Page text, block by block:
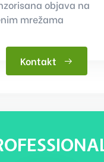
objava na
mrežama
Kontakt